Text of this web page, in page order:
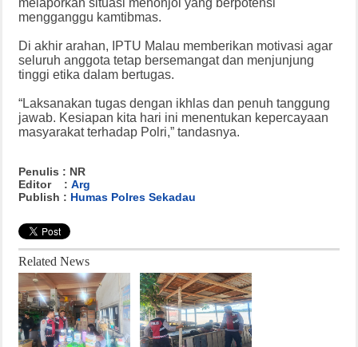
mengganggu kamtibmas.
Di akhir arahan, IPTU Malau memberikan motivasi agar
seluruh anggota tetap bersemangat dan menjunjung
tinggi etika dalam bertugas.
“Laksanakan tugas dengan ikhlas dan penuh tanggung
jawab. Kesiapan kita hari ini menentukan kepercayaan
masyarakat terhadap Polri,” tandasnya.
Penulis : NR
Editor : Arg
Publish : Humas Polres Sekadau
Related News